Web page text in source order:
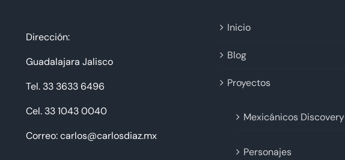
Dirección:
Guadalajara Jalisco
Tel. 33 3633 6496
Cel. 33 1043 0040
Correo: carlos@carlosdiaz.mx
Inicio
Blog
Proyectos
Mexicánicos Discovery
Personajes